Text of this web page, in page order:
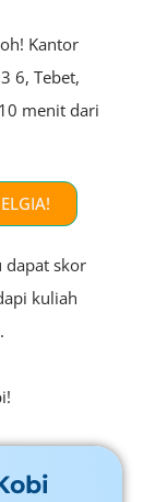
Kantor
6, Tebet,
menit dari
dapat skor
kuliah